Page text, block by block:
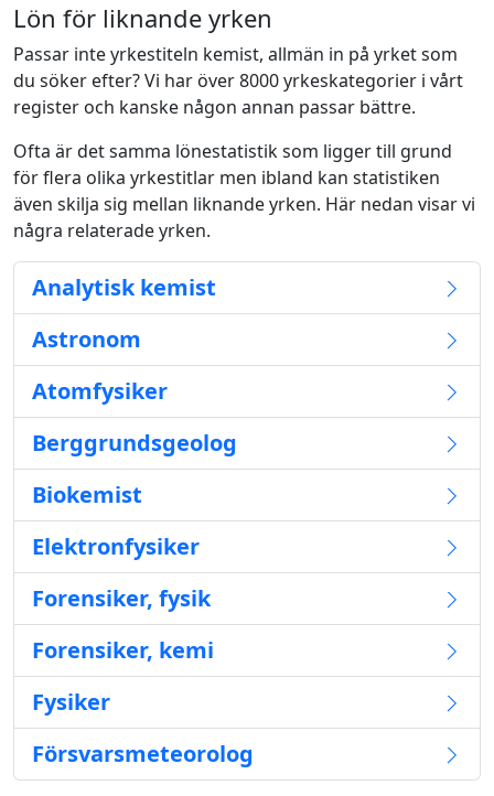
Lön för liknande yrken
Passar inte yrkestiteln kemist, allmän in på yrket som
du söker efter? Vi har över 8000 yrkeskategorier i vårt
register och kanske någon annan passar bättre.
Ofta är det samma lönestatistik som ligger till grund
för flera olika yrkestitlar men ibland kan statistiken
även skilja sig mellan liknande yrken. Här nedan visar vi
några relaterade yrken.
Analytisk kemist
Astronom
Atomfysiker
Berggrundsgeolog
Biokemist
Elektronfysiker
Forensiker, fysik
Forensiker, kemi
Fysiker
Försvarsmeteorolog